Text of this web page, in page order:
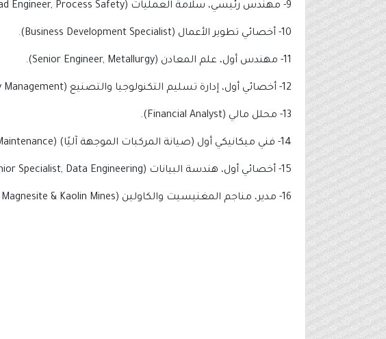
9- مهندس رئيسي، سلامة العمليات (Lead Engineer, Process Safety).
10- أخصائي تطوير الأعمال (Business Development Specialist).
11- مهندس أول، علم المعادن (Senior Engineer, Metallurgy).
12- أخصائي أول، إدارة تسليم التكنولوجيا والتصنيع (Senior Specialist, T&I Delivery Management).
13- محلل مالي (Financial Analyst).
14- فني ميكانيكي أول (صيانة المركبات الموجهة آليًا) (Senior Mechanical Technician – AGV Maintenance).
15- أخصائي أول، هندسة البيانات (Senior Specialist, Data Engineering).
16- مدير، مناجم المغنيسيت والكاولين (Manager, Magnesite & Kaolin Mines).